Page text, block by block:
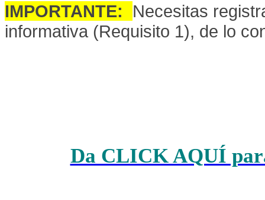
IMPORTANTE: Necesitas
informativa (Requisito 1), de lo
Da CLICK AQUÍ